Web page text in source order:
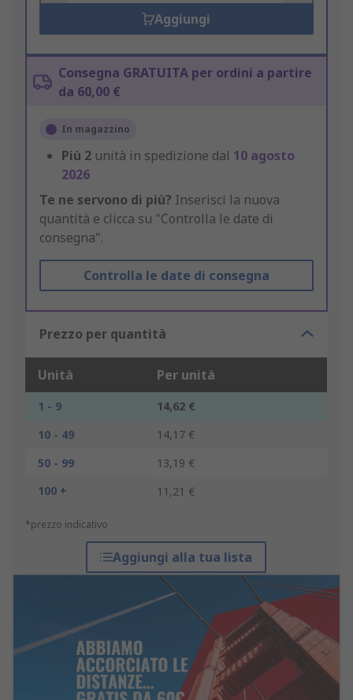
Aggiungi
Consegna GRATUITA per ordini a partire
da 60,00 €
In magazzino
Più 2 unità in spedizione dal 10 agosto
2026
Te ne servono di più? Inserisci la nuova
quantità e clicca su "Controlla le date di
consegna".
Controlla le date di consegna
Prezzo per quantità
Unità Per unità
1 - 9
14,62 €
10 - 49
14,17 €
50 - 99
13,19 €
100 +
11,21 €
*prezzo indicativo
Aggiungi alla tua lista